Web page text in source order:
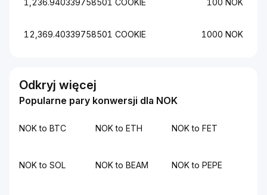
1,236.940339758501 COOKIE 100 NOK
12,369.40339758501 COOKIE 1000 NOK
Odkryj więcej
Popularne pary konwersji dla NOK
NOK to BTC NOK to ETH NOK to FET
NOK to SOL NOK to BEAM NOK to PEPE